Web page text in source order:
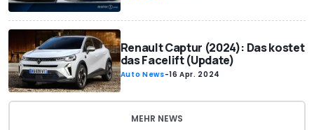
Renault Captur (2024): Das kostet
das Facelift (Update)
Auto News-16 Apr. 2024
MEHR NEWS